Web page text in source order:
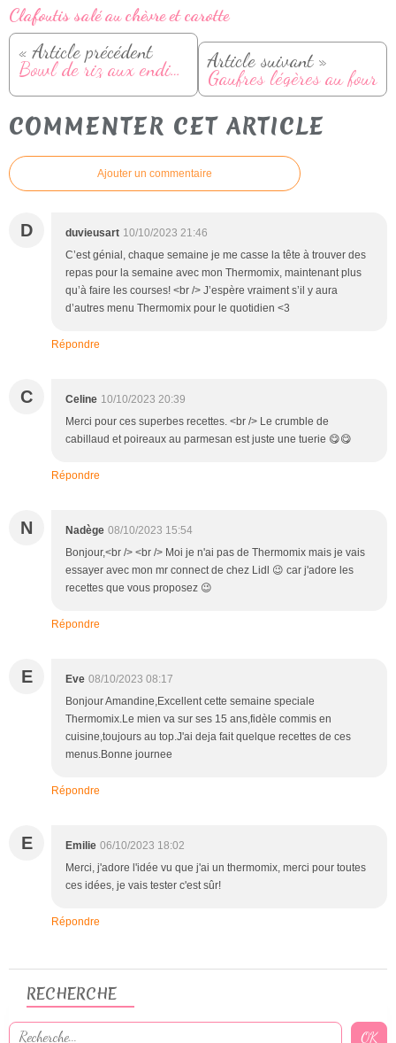
Clafoutis salé au chèvre et carotte
« Article précédent
Bowl de riz aux endives, tomates et thon Article suivant »
Gaufres légères au four
COMMENTER CET ARTICLE
Ajouter un commentaire
D duvieusart 10/10/2023 21:46
C’est génial, chaque semaine je me casse la tête à trouver des
repas pour la semaine avec mon Thermomix, maintenant plus
qu’à faire les courses! <br /> J’espère vraiment s’il y aura
d’autres menu Thermomix pour le quotidien <3
Répondre
C Celine 10/10/2023 20:39
Merci pour ces superbes recettes. <br /> Le crumble de
cabillaud et poireaux au parmesan est juste une tuerie 😋😋
Répondre
N Nadège 08/10/2023 15:54
Bonjour,<br /> <br /> Moi je n'ai pas de Thermomix mais je vais
essayer avec mon mr connect de chez Lidl 😉 car j'adore les
recettes que vous proposez 😉
Répondre
E Eve 08/10/2023 08:17
Bonjour Amandine,Excellent cette semaine speciale
Thermomix.Le mien va sur ses 15 ans,fidèle commis en
cuisine,toujours au top.J'ai deja fait quelque recettes de ces
menus.Bonne journee
Répondre
E Emilie 06/10/2023 18:02
Merci, j'adore l'idée vu que j'ai un thermomix, merci pour toutes
ces idées, je vais tester c'est sûr!
Répondre
RECHERCHE